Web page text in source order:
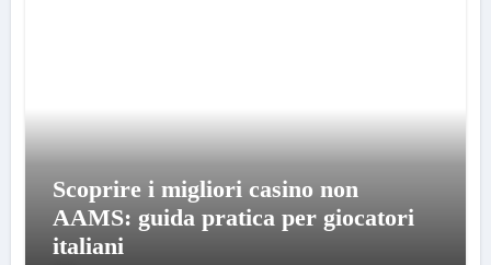
Scoprire i migliori casino non
AAMS: guida pratica per giocatori
italiani